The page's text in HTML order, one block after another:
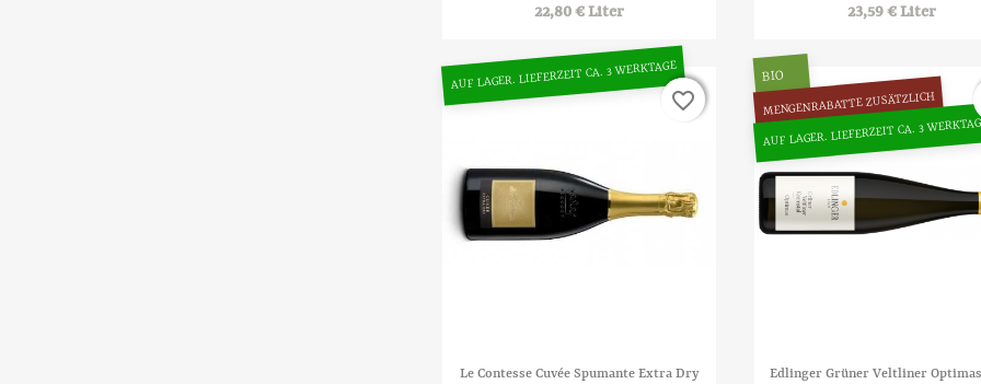
22,80 € Liter 23,59 € Liter
Vorschau
Le Contesse Cuvée Spumante Extra Dry
AUF LAGER. LIEFERZEIT CA. 3 WERKTAGE
favorite_border
favorite_border
Vorschau
Edlinger Grüner Veltliner Optimas
BIO
MENGENRABATTE ZUSÄTZLICH
AUF LAGER. LIEFERZEIT CA. 3